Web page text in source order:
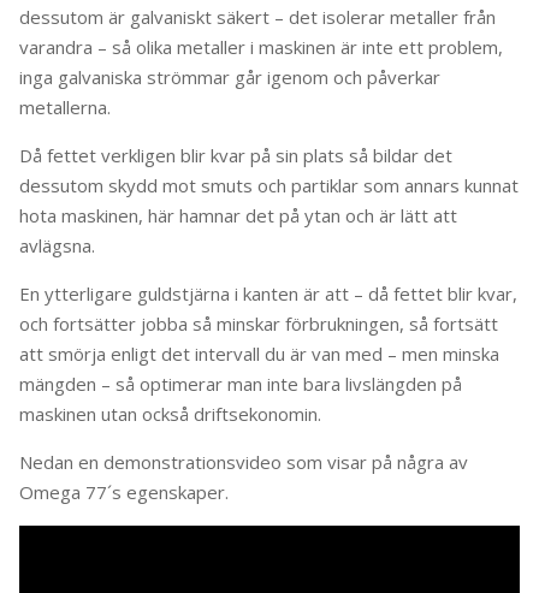
dessutom är galvaniskt säkert – det isolerar metaller från
varandra – så olika metaller i maskinen är inte ett problem,
inga galvaniska strömmar går igenom och påverkar
metallerna.
Då fettet verkligen blir kvar på sin plats så bildar det
dessutom skydd mot smuts och partiklar som annars kunnat
hota maskinen, här hamnar det på ytan och är lätt att
avlägsna.
En ytterligare guldstjärna i kanten är att – då fettet blir kvar,
och fortsätter jobba så minskar förbrukningen, så fortsätt
att smörja enligt det intervall du är van med – men minska
mängden – så optimerar man inte bara livslängden på
maskinen utan också driftsekonomin.
Nedan en demonstrationsvideo som visar på några av
Omega 77´s egenskaper.